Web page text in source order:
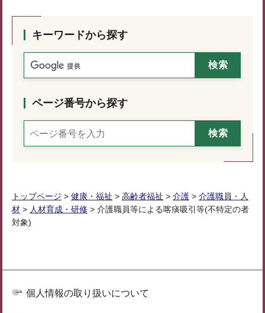
キーワードから探す
ページ番号から探す
トップページ > 健康・福祉 > 高齢者福祉 > 介護 > 介護職員・人
材 > 人材育成・研修 > 介護職員等による喀痰吸引等(不特定の者
対象)
個人情報の取り扱いについて